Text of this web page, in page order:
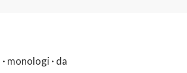
monologi · da